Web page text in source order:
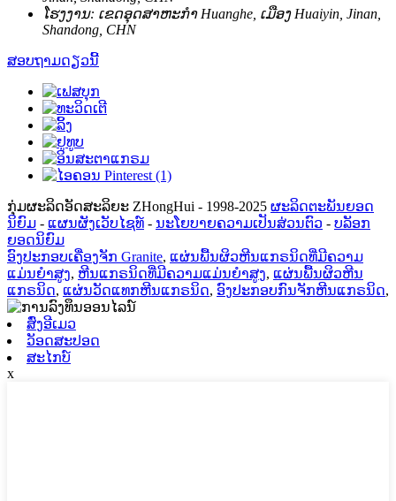
ໂຮງງານ: ເຂດ​ອຸດ​ສາ​ຫະ​ກໍາ Huanghe​, ເມືອງ Huaiyin​, Jinan​,
Shandong​, CHN​
ສອບຖາມດຽວນີ້
ກຸ່ມຜະລິດອັດສະລິຍະ ZHongHui - 1998-2025 ຜະລິດຕະພັນຍອດ
ນິຍົມ - ແຜນຜັງເວັບໄຊທ໌ - ນະໂຍບາຍຄວາມເປັນສ່ວນຕົວ - ບລັອກ
ຍອດນິຍົມ
ອົງປະກອບເຄື່ອງຈັກ Granite, ແຜ່ນພື້ນຜິວຫີນແກຣນິດທີ່ມີຄວາມ
ແມ່ນຍໍາສູງ, ຫີນແກຣນິດທີ່ມີຄວາມແມ່ນຍໍາສູງ, ແຜ່ນພື້ນຜິວຫີນ
ແກຣນິດ, ແຜ່ນວັດແທກຫີນແກຣນິດ, ອົງປະກອບກົນຈັກຫີນແກຣນິດ,
ສົ່ງອີເມວ
ວັອດສະປອດ
ສະໄກບ໌
x